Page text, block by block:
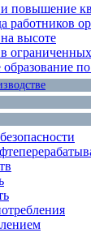
повышение
работников
высоте
по